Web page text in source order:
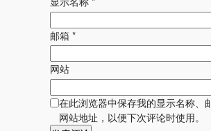
邮箱 *
网站
在此浏览器中保存我的显示名称、
网站地址，以便下次评论时使用。